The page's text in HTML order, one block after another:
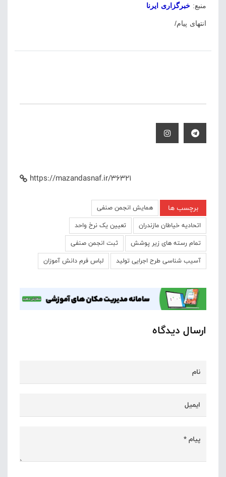
منبع: خبرگزاری ایرنا
انتهای پیام/
https://mazandasnaf.ir/36321
برچسب ها
همایش انجمن صنفی
اتحادیه خیاطان مازندران
تعیین یک نرخ واحد
تمام رسته های زیر پوشش
ثبت انجمن صنفی
آسیب شناسی طرح اجرایی تولید
لباس فرم دانش آموزان
ارسال دیدگاه